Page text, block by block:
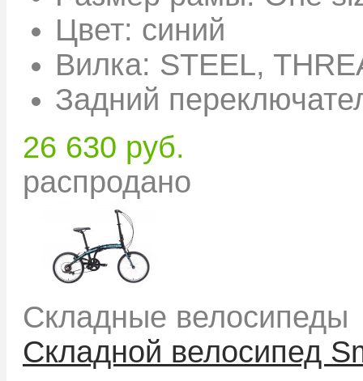
Цвет: синий
Вилка: STEEL,
Задний
26 630 руб.
распродано
Складные велосипеды
Складной велосипед